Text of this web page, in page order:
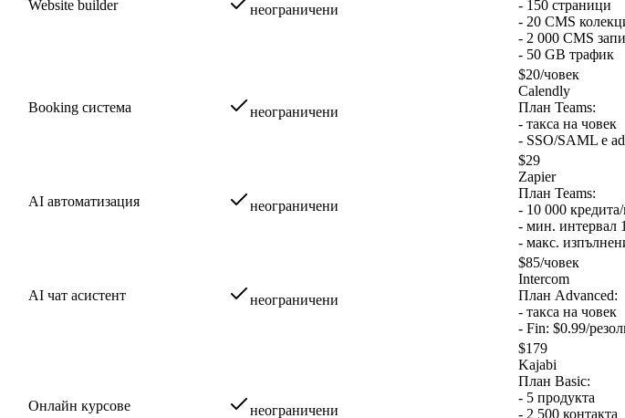
Website builder неограничени
- 150 страници
- 20 CMS
- 2 000 CMS
- 50 GB трафик
Booking система неограничени
$20/човек
Calendly
План Teams:
- такса на човек
- SSO/SAML е
AI автоматизация неограничени
$29
Zapier
План Teams:
- 10 000
- мин. интервал
- макс.
AI чат асистент неограничени
$85/човек
Intercom
План Advanced:
- такса на човек
- Fin: $0.99/
Онлайн курсове неограничени
$179
Kajabi
План Basic:
- 5 продукта
- 2 500 контакта